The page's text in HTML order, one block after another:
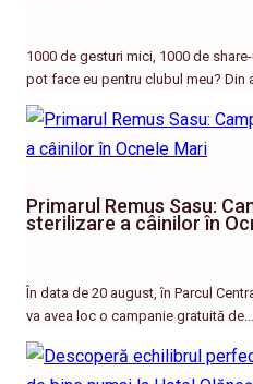
1000 de gesturi mici, 1000 de
pot face eu pentru clubul meu? Din
Primarul Remus Sasu:
sterilizare a câinilor în
În data de 20 august, în Parcul
va avea loc o campanie gratuită de…